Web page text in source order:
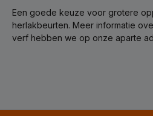
Een goede keuze voor grotere
herlakbeurten. Meer informatie
verf hebben we op onze aparte